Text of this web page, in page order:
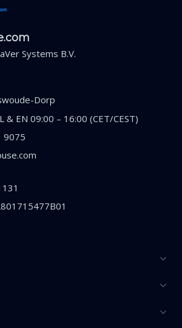
Systems B.V.
Dorp
& EN 09:00 – 16:00 (CET/CEST)
9075